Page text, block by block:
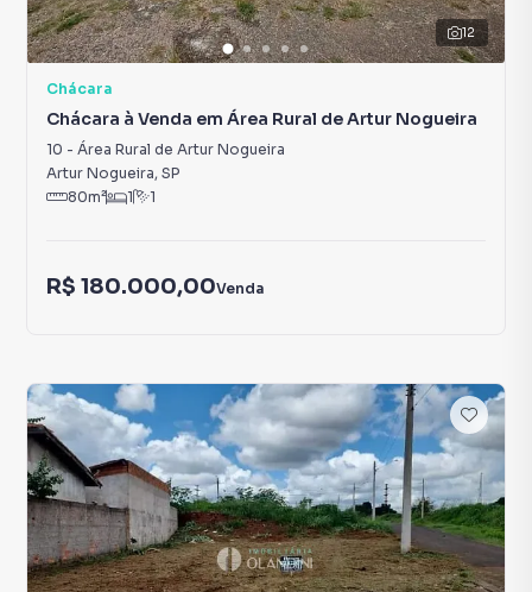
12
Chácara
Chácara à Venda em Área Rural de Artur Nogueira
10 - Área Rural de Artur Nogueira
Artur Nogueira, SP
80m² 1 1
R$ 180.000,00Venda